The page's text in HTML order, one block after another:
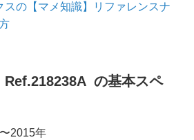
スの【マメ知識】リファレンスナ
Ref.218238A の基本スペ
2015年